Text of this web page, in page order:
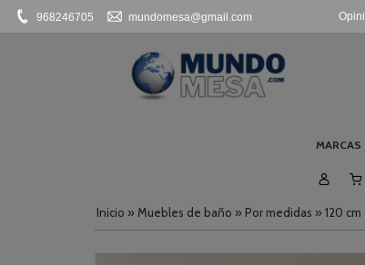
968246705 mundomesa@gmail.com
MARCAS
Inicio » Muebles de baño » Por medidas » 120 cm